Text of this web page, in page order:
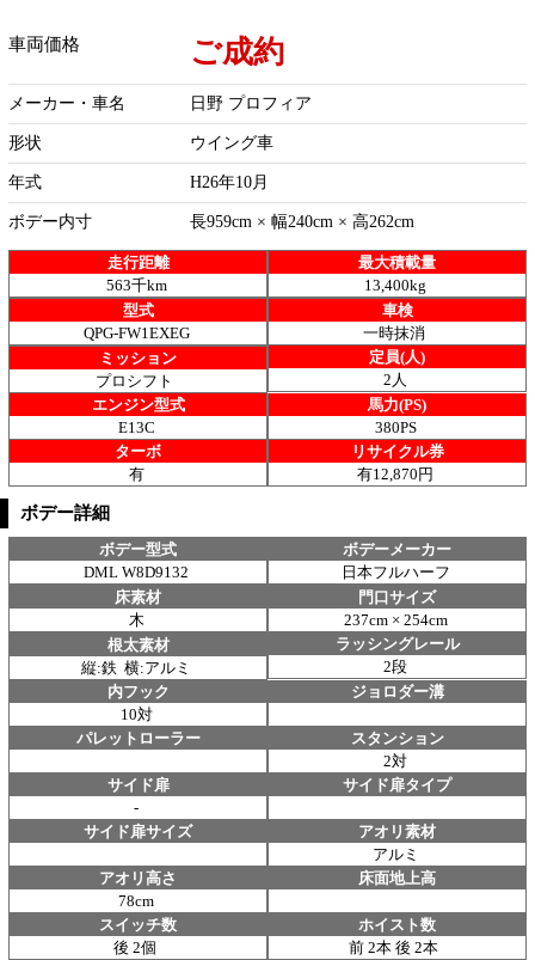
車両価格 ご成約
メーカー・車名 日野 プロフィア
形状 ウイング車
年式 H26年10月
ボデー内寸 長959cm × 幅240cm × 高262cm
走行距離
563千km
最大積載量
13,400kg
型式
QPG-FW1EXEG
車検
一時抹消
ミッション
プロシフト
定員(人)
2人
エンジン型式
E13C
馬力(PS)
380PS
ターボ
有
リサイクル券
有12,870円
ボデー詳細
ボデー型式
DML W8D9132
ボデーメーカー
日本フルハーフ
床素材
木
門口サイズ
237cm × 254cm
根太素材
縦:鉄 横:アルミ
ラッシングレール
2段
内フック
10対
ジョロダー溝
パレットローラー
スタンション
2対
サイド扉
-
サイド扉タイプ
サイド扉サイズ
アオリ素材
アルミ
アオリ高さ
78cm
床面地上高
スイッチ数
後 2個
ホイスト数
前 2本 後 2本